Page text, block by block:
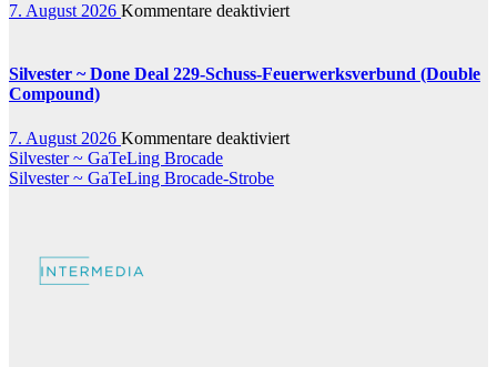
83-
Batterie
7. August 2026 Kommentare deaktiviertfür
Flying
Feuerwerk-
Silvester ~ Done Deal 229-Schuss-Feuerwerksverbund (Double
Compound)
7. August 2026 Kommentare deaktiviertfür
Beitragsnavigation
Silvester ~ GaTeLing Brocade
Silvester ~ GaTeLing Brocade-Strobe